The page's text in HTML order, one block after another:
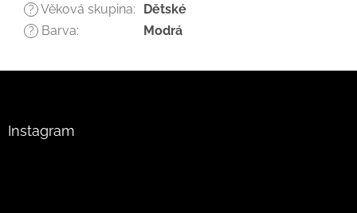
? Věková skupina: Dětské
? Barva: Modrá
Instagram